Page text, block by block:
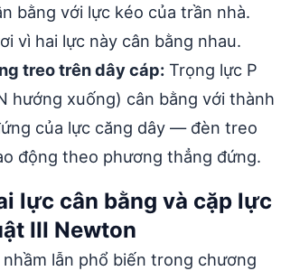
bằng với lực kéo của trần nhà.
vì hai lực này cân bằng nhau.
treo trên dây cáp: Trọng lực P
hướng xuống) cân bằng với thành
của lực căng dây — đèn treo
động theo phương thẳng đứng.
lực cân bằng và cặp lực
III Newton
lẫn phổ biến trong chương